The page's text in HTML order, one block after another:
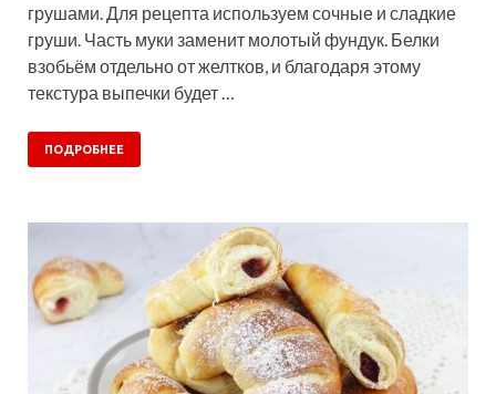
грушами. Для рецепта используем сочные и сладкие
груши. Часть муки заменит молотый фундук. Белки
взобьём отдельно от желтков, и благодаря этому
текстура выпечки будет …
ПОДРОБНЕЕ